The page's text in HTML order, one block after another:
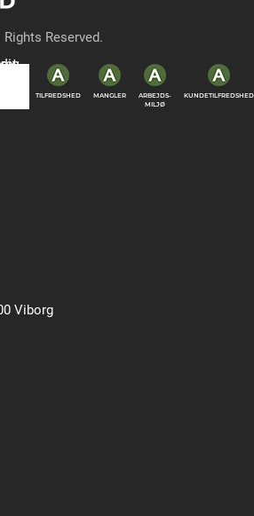
Reserved.
TILFREDSHED MANGLER
ARBEJDS-
MILJØ
KUNDETILFREDSHED
Viborg